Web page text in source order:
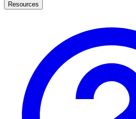
Resources